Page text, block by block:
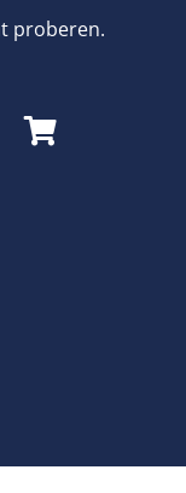
proberen.